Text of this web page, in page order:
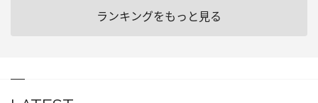
ランキングをもっと見る